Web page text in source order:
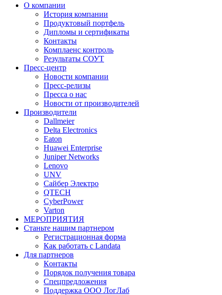
О компании
История компании
Продуктовый портфель
Дипломы и сертификаты
Контакты
Комплаенс контроль
Результаты СОУТ
Пресс-центр
Новости компании
Пресс-релизы
Пресса о нас
Новости от производителей
Производители
Dallmeier
Delta Electronics
Eaton
Huawei Enterprise
Juniper Networks
Lenovo
UNV
Сайбер Электро
QTECH
CyberPower
Varton
МЕРОПРИЯТИЯ
Станьте нашим партнером
Регистрационная форма
Как работать с Landata
Для партнеров
Кoнтaкты
Порядок получения товара
Спецпредложения
Поддержка ООО ЛогЛаб